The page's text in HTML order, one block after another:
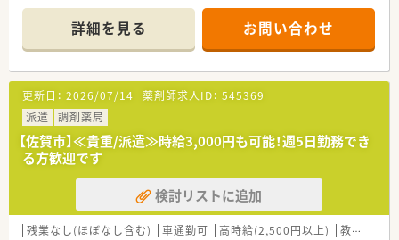
【勤務時間】
月～金 09:00～18:00（休憩60分）
土 09:00～13:00（休憩00分）
※週3～4日でシフト相談可能
※土曜休み希望もOK！
【応需科目】内科,皮膚科,泌尿器科,透析,在宅(居宅),在宅(施設)
【応需枚数】30～40枚/日
【人員体制】薬剤師 常勤1名 パート1名 事務員 1名
********************************
＼手厚いサポートが魅力のファルマスタッフ／
■万全のサポート体制：2名体制で担当がつきしっかりサポート！
■各種保険を完備：社会保険(週20時間以上)/雇用保険/薬剤師賠
償責任保険
■充実の休暇制度：有給休暇(6ヶ月以上勤務)、夏季休暇、慶弔休
詳細を見る お問い合わせ
更新日： 2026/07/14 薬剤師求人ID： 545369
派遣
調剤薬局
【佐賀市】≪貴重/派遣≫時給3,000円も可能！週5日勤務でき
る方歓迎です
検討リストに追加
残業なし(ほぼなし含む) 車通勤可 高時給(2,500円以上) 教育制度あり